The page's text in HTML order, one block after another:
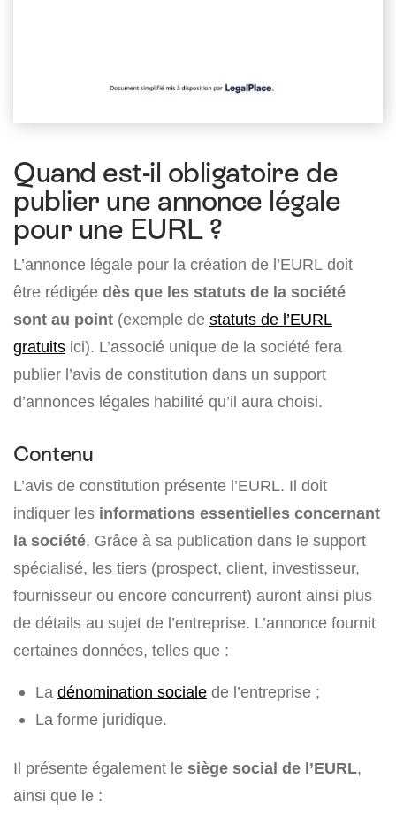
Quand est-il obligatoire de
publier une annonce légale
pour une EURL ?
L’annonce légale pour la création de l’EURL doit
être rédigée dès que les statuts de la société
sont au point (exemple de statuts de l’EURL
gratuits ici). L’associé unique de la société fera
publier l’avis de constitution dans un support
d’annonces légales habilité qu’il aura choisi.
Contenu
L’avis de constitution présente l’EURL. Il doit
indiquer les informations essentielles concernant
la société. Grâce à sa publication dans le support
spécialisé, les tiers (prospect, client, investisseur,
fournisseur ou encore concurrent) auront ainsi plus
de détails au sujet de l’entreprise. L’annonce fournit
certaines données, telles que :
La dénomination sociale de l’entreprise ;
La forme juridique.
Il présente également le siège social de l’EURL,
ainsi que le :